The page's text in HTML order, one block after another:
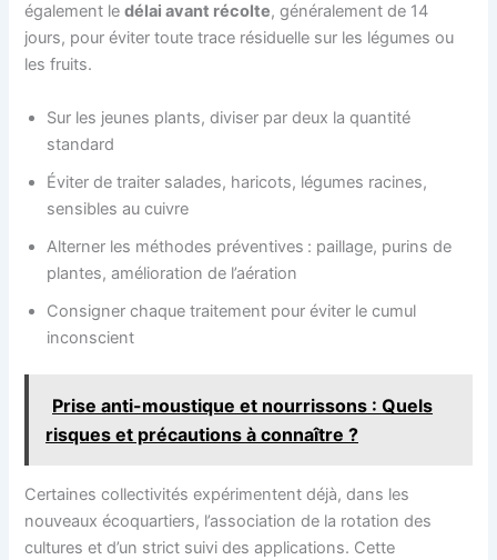
également ledélai avant récolte, généralement de 14
jours, pour éviter toute trace résiduelle sur les légumes ou
les fruits.
Sur les jeunes plants, diviser par deux la quantité
standard
Éviter de traiter salades, haricots, légumes racines,
sensibles au cuivre
Alterner les méthodes préventives : paillage, purins de
plantes, amélioration de l’aération
Consigner chaque traitement pour éviter le cumul
inconscient
Prise anti-moustique et nourrissons : Quels
risques et précautions à connaître ?
Certaines collectivités expérimentent déjà, dans les
nouveaux écoquartiers, l’association de la rotation des
cultures et d’un strict suivi des applications. Cette